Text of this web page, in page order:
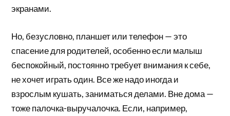
экранами.
Но, безусловно, планшет или телефон — это
спасение для родителей, особенно если малыш
беспокойный, постоянно требует внимания к себе,
не хочет играть один. Все же надо иногда и
взрослым кушать, заниматься делами. Вне дома —
тоже палочка-выручалочка. Если, например,